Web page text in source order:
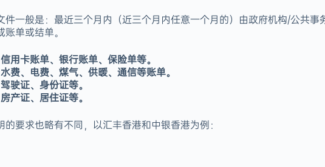
件一般是：最近三个月内（近三个月内任意一个月的）由政府机构/公共事
单或结单。
用卡账单、银行账单、保险单等。
费、电费、煤气、供暖、通信等账单。
驶证、身份证等。
产证、居住证等。
的要求也略有不同，以汇丰香港和中银香港为例：